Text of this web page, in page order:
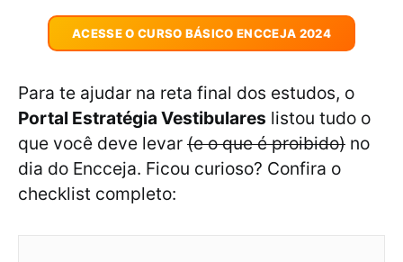
ACESSE O CURSO BÁSICO ENCCEJA 2024
Para te ajudar na reta final dos estudos, o
Portal Estratégia Vestibulares listou tudo o
que você deve levar (e o que é proibido) no
dia do Encceja. Ficou curioso? Confira o
checklist completo: